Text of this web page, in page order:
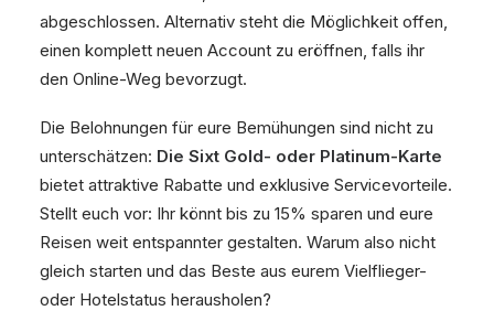
abgeschlossen. Alternativ steht die Möglichkeit offen,
einen komplett neuen Account zu eröffnen, falls ihr
den Online-Weg bevorzugt.
Die Belohnungen für eure Bemühungen sind nicht zu
unterschätzen: Die Sixt Gold- oder Platinum-Karte
bietet attraktive Rabatte und exklusive Servicevorteile.
Stellt euch vor: Ihr könnt bis zu 15% sparen und eure
Reisen weit entspannter gestalten. Warum also nicht
gleich starten und das Beste aus eurem Vielflieger-
oder Hotelstatus herausholen?